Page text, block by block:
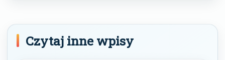
Czytaj inne wpisy